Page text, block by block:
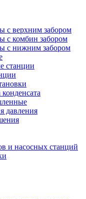
с верхним забором
с комбин забором
с нижним забором
станции
давления
и насосных станций